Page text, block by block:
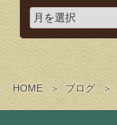
HOME ブログ